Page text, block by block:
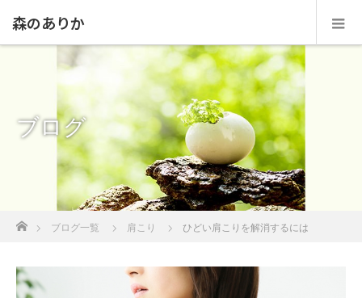
森のありか
ブログ
ブログ一覧 肩こり ひどい肩こりを解消するには